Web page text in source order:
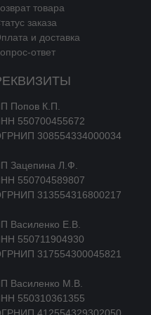
через клеточные
специфическими
Затем эти комплексы
последующий синтез
оказывают существенное
и иммунный ответ, но
и жировой обмен. Они
систему.
ответ
ГКС обусловлено их
Благодаря этим свойствам
эффекты:
товара
заказа
и доставка
ответ
Попов К.П.
550700455672
308554334000034
Зацепина Л.Ф.
550704589807
313554316800217
Василенко Е.В.
550711904930
317554300045821
Василенко М.В.
550310361355
412554329302050